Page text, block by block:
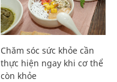
Chăm sóc sức khỏe cần
thực hiện ngay khi cơ thể
còn khỏe